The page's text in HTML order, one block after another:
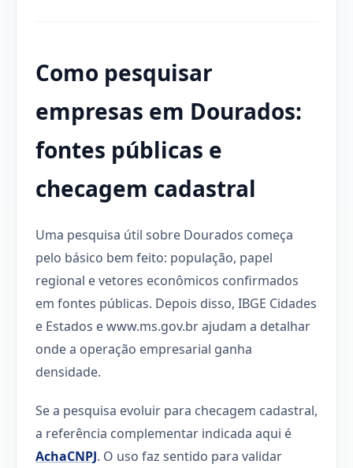
Como pesquisar
empresas em Dourados:
fontes públicas e
checagem cadastral
Uma pesquisa útil sobre Dourados começa
pelo básico bem feito: população, papel
regional e vetores econômicos confirmados
em fontes públicas. Depois disso, IBGE Cidades
e Estados e www.ms.gov.br ajudam a detalhar
onde a operação empresarial ganha
densidade.
Se a pesquisa evoluir para checagem cadastral,
a referência complementar indicada aqui é
AchaCNPJ. O uso faz sentido para validar